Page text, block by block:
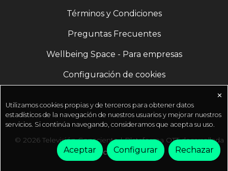
Términos y Condiciones
Preguntas Frecuentes
Wellbeing Space - Para empresas
Configuración de cookies
© 2026 Televisión Consciente | Plataforma OTT desarrollada
porFractal Media
✕
Utilizamos cookies propias y de terceros para obtener datos
estadísticos de la navegación de nuestros usuarios y mejorar nuestros
servicios. Si continúa navegando, consideramos que acepta su uso.
Aceptar Configurar Rechazar